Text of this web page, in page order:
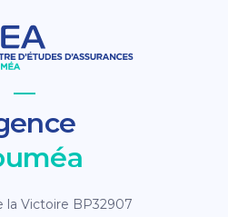
la Victoire BP32907